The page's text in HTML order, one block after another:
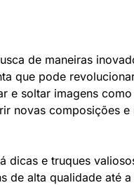
de maneiras
que pode
e soltar imagens
novas composições
dicas e truques
de alta qualidade até